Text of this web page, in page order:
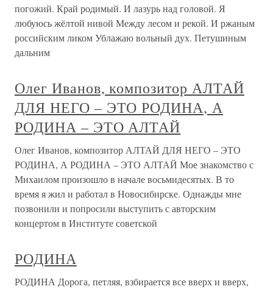
погожий. Край родимый. И лазурь над головой. Я
любуюсь жёлтой нивой Между лесом и рекой. И ржаным
российским ликом Ублажаю вольный дух. Петушиным
дальним
Олег Иванов, композитор АЛТАЙ
ДЛЯ НЕГО – ЭТО РОДИНА, А
РОДИНА – ЭТО АЛТАЙ
Олег Иванов, композитор АЛТАЙ ДЛЯ НЕГО – ЭТО
РОДИНА, А РОДИНА – ЭТО АЛТАЙ Мое знакомство с
Михаилом произошло в начале восьмидесятых. В то
время я жил и работал в Новосибирске. Однажды мне
позвонили и попросили выступить с авторским
концертом в Институте советской
РОДИНА
РОДИНА Дорога, петляя, взбирается все вверх и вверх,